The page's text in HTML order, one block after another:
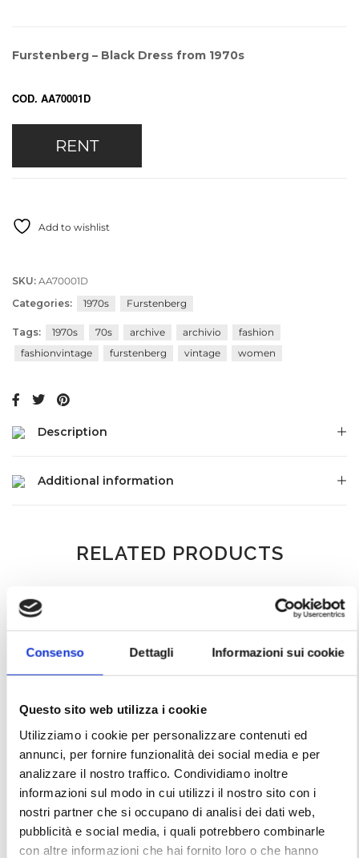
Consenso Dettagli Informazioni sui cookie
Questo sito web utilizza i cookie
Utilizziamo i cookie per personalizzare contenuti ed
annunci, per fornire funzionalità dei social media e per
analizzare il nostro traffico. Condividiamo inoltre
informazioni sul modo in cui utilizzi il nostro sito con i
nostri partner che si occupano di analisi dei dati web,
pubblicità e social media, i quali potrebbero combinarle
con altre informazioni che hai fornito loro o che hanno
Furstenberg – Black Dress from 1970s
COD. AA70001D
RENT
Add to wishlist
Description
Additional information
SKU: AA70001D
Categories:
1970s Furstenberg
Tags: 1970s 70s archive archivio
fashion
fashionvintage
furstenberg vintage women
RELATED PRODUCTS
Chanel – Pied de Poule
Pink Jacket from SS1992
Gianfranco Ferré – Black